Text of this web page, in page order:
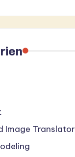
Image Translator